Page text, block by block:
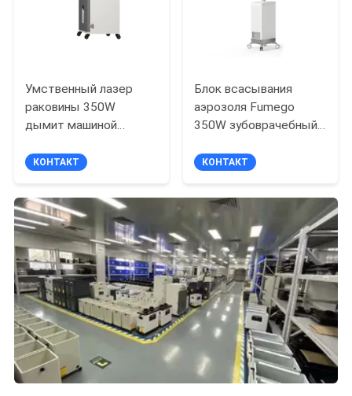
Умственный лазер
раковины 350W
дымит машиной
экстрактора 480M3/H
КОНТАКТ
Блок всасывания
аэрозоля Fumego
350W зубоврачебный
КОНТАКТ